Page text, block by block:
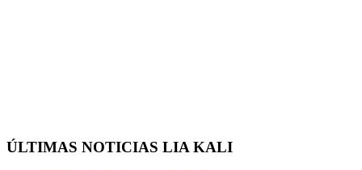
ÚLTIMAS NOTICIAS LIA KALI